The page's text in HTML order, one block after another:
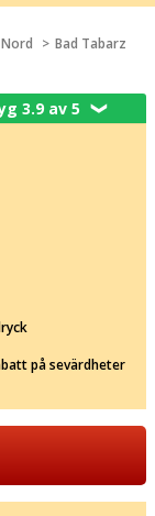
Bad Tabarz
3.9 av 5❯
på sevärdheter